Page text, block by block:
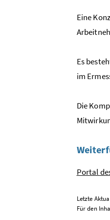
Eine
Es
im
Die
Portal
Letzte
Für den